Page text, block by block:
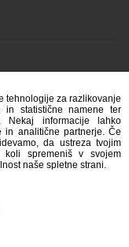
tehnologije za razlikovanje
in statistične namene ter
Nekaj informacije lahko
in analitične partnerje. Če
da ustreza tvojim
koli spremeniš v svojem
naše spletne strani.